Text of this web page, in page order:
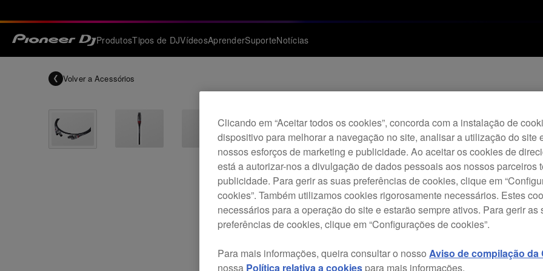
ProdutosTipos de DJVídeosAprenderSuporteNotícias
Volver a Acessórios
A
Clicando em “Aceitar todos os cookies”, concorda com a instalação de
dispositivo para melhorar a navegação no site, analisar a utilização do site
nossos esforços de marketing e publicidade. Ao aceitar os cookies de
está a autorizar-nos a divulgação de dados pessoais aos nossos parceiros
publicidade. Para gerir as suas preferências de cookies, clique em
cookies”. Também utilizamos cookies rigorosamente necessários. Estes
necessários para a operação do site e estarão sempre ativos. Para gerir as
preferências de cookies, clique em “Configurações de cookies”.
Para mais informações, queira consultar o nosso Aviso de compilação da
nossa Política relativa a cookies para mais informações.